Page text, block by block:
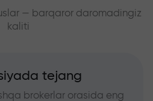
— barqaror daromadingiz
kaliti
tejang
brokerlar orasida eng